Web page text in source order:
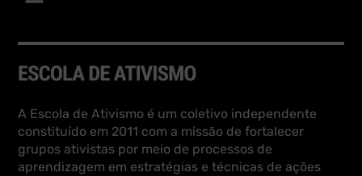
A Escola de Ativismo é um coletivo independente
constituído em 2011 com a missão de fortalecer
grupos ativistas por meio de processos de
aprendizagem em estratégias e técnicas de ações